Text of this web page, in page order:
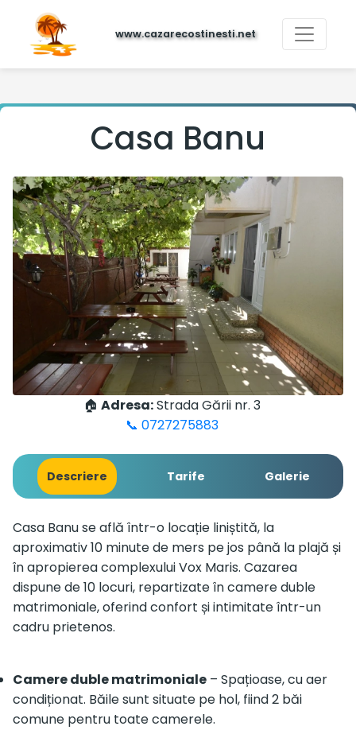
www.cazarecostinesti.net
Casa Banu
🏠 Adresa:Strada Gării nr. 3
📞 0727275883
Descriere Tarife Galerie
Casa Banu se află într-o locație liniștită, la
aproximativ 10 minute de mers pe jos până la plajă și
în apropierea complexului Vox Maris. Cazarea
dispune de 10 locuri, repartizate în camere duble
matrimoniale, oferind confort și intimitate într-un
cadru prietenos.
Camere duble matrimoniale – Spațioase, cu aer
condiționat. Băile sunt situate pe hol, fiind 2 băi
comune pentru toate camerele.